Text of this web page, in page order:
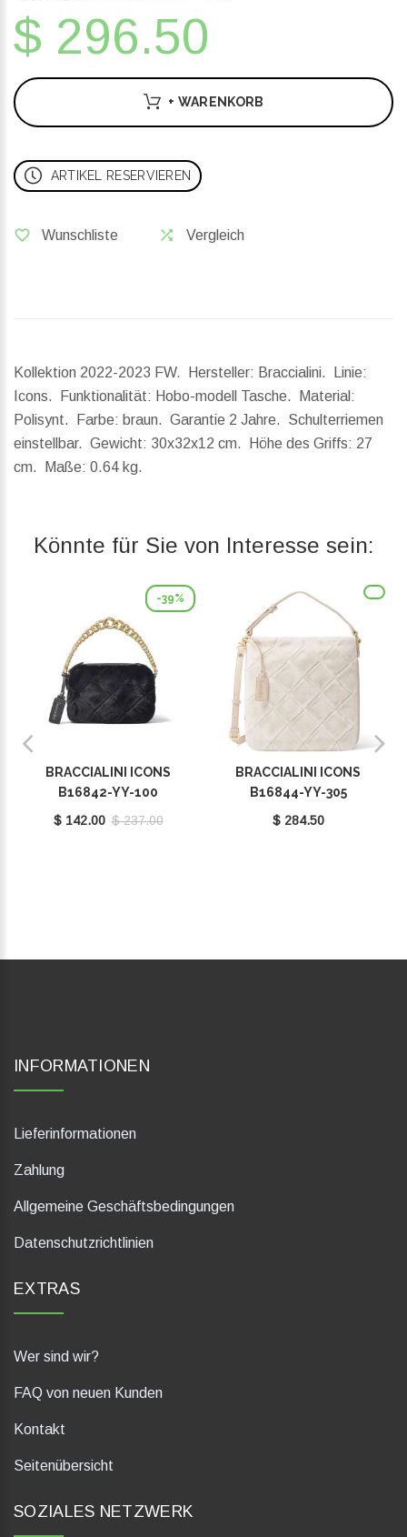
$ 296.50
+ WARENKORB
ARTIKEL RESERVIEREN
Wunschliste Vergleich
Kollektion 2022-2023 FW. Hersteller: Braccialini. Linie:
Icons. Funktionalität: Hobo-modell Tasche. Material:
Polisynt. Farbe: braun. Garantie 2 Jahre. Schulterriemen
einstellbar. Gewicht: 30x32x12 cm. Höhe des Griffs: 27
cm.
Maße: 0.64 kg.
Könnte für Sie von Interesse sein:
-39%
BRACCIALINI ICONS
B16842-YY-100
$ 142.00 $ 237.00
BRACCIALINI ICONS
B16844-YY-305
$ 284.50
INFORMATIONEN
Lieferinformationen
Zahlung
Allgemeine Geschäftsbedingungen
Datenschutzrichtlinien
EXTRAS
Wer sind wir?
FAQ von neuen Kunden
Kontakt
Seitenübersicht
SOZIALES NETZWERK